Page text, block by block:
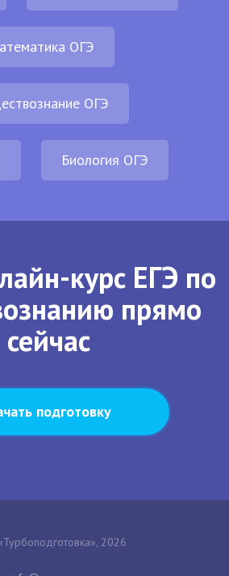
ОГЭ
ОГЭ
Биология ОГЭ
курс ЕГЭ по
прямо
сейчас
подготовку
2026